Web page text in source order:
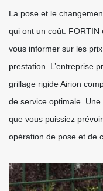
La pose et le
qui ont un coût.
vous informer sur les
prestation. L’entreprise
grillage rigide Airion
de service optimale.
que vous puissiez
opération de pose et de